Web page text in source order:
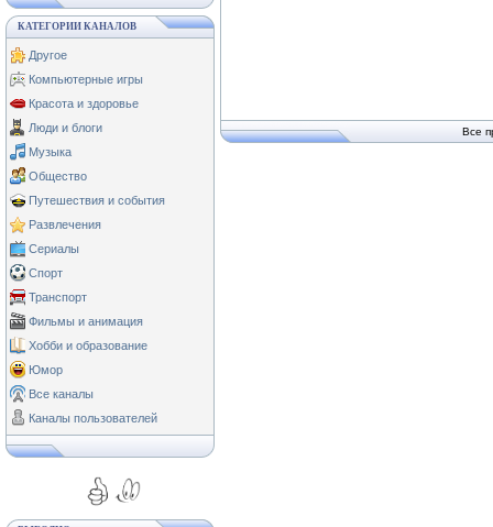
КАТЕГОРИИ КАНАЛОВ
Другое
Компьютерные игры
Красота и здоровье
Люди и блоги
Музыка
Общество
Путешествия и события
Развлечения
Сериалы
Спорт
Транспорт
Фильмы и анимация
Хобби и образование
Юмор
Все каналы
Каналы пользователей
Все